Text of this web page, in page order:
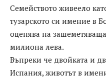
Семейството живеело
тузарското си имение в
оценява на
милиона лева.
Въпреки че двойката и
Испания, животът в